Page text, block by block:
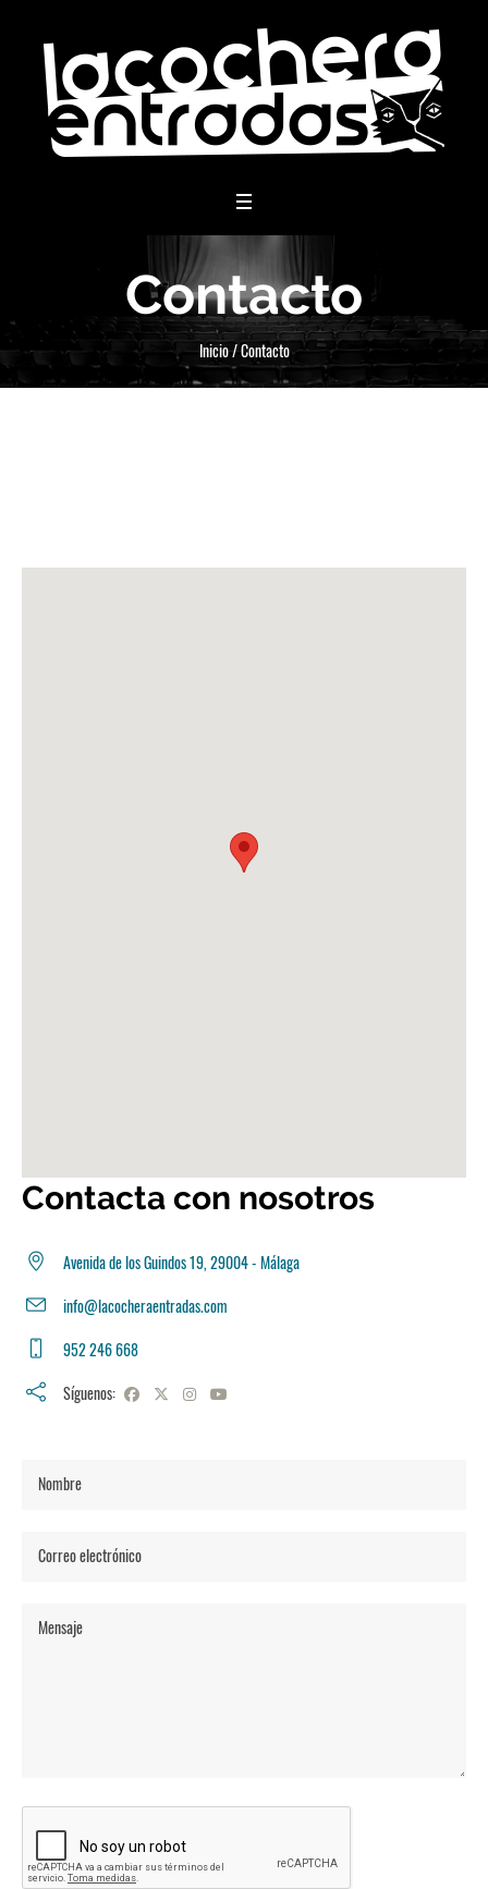
Contacto
Inicio/Contacto
Contacta con nosotros
Avenida de los Guindos 19, 29004 - Málaga
info@lacocheraentradas.com
952 246 668
Síguenos:
Nombre
Correo electrónico
Mensaje